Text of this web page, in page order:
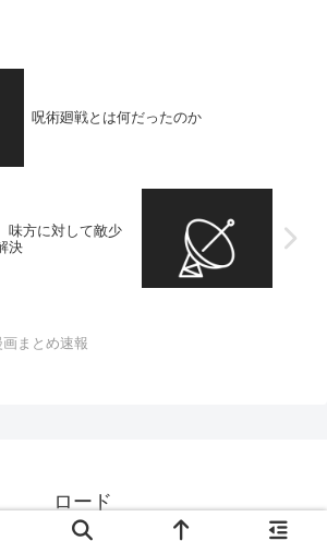
呪術廻戦とは何だったのか
味方に対して敵少
決
画まとめ速報
ロード
© 2024 ロード.